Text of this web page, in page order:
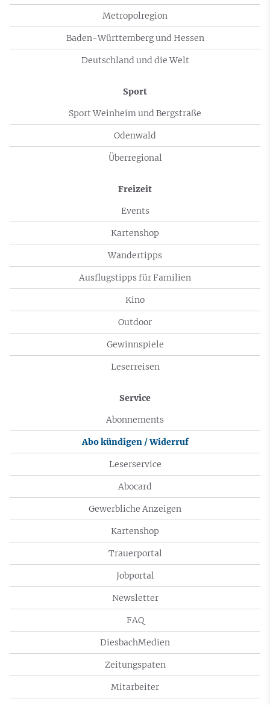
Metropolregion
Baden-Württemberg und Hessen
Deutschland und die Welt
Sport
Sport Weinheim und Bergstraße
Odenwald
Überregional
Freizeit
Events
Kartenshop
Wandertipps
Ausflugstipps für Familien
Kino
Outdoor
Gewinnspiele
Leserreisen
Service
Abonnements
Abo kündigen / Widerruf
Leserservice
Abocard
Gewerbliche Anzeigen
Kartenshop
Trauerportal
Jobportal
Newsletter
FAQ
DiesbachMedien
Zeitungspaten
Mitarbeiter